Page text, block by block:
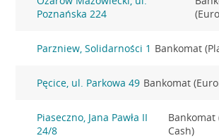
Poznańska 224
Parzniew, Solidarności 1 Bankomat
Pęcice, ul. Parkowa 49 Bankomat
Piaseczno, Jana Pawła II
24/8
Bankomat
Cash)